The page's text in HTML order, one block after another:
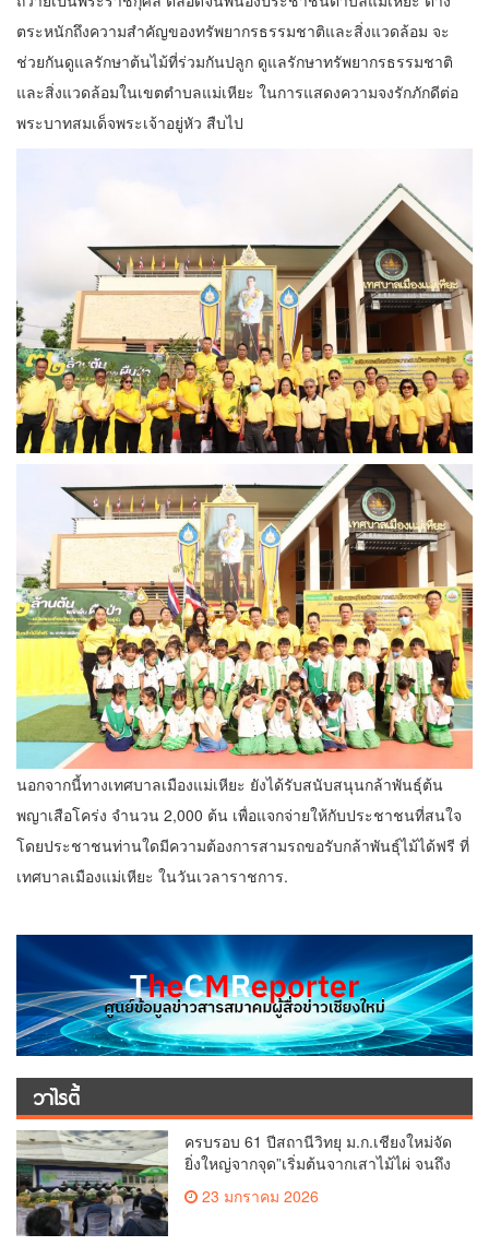
ตระหนักถึงความสำคัญของทรัพยากรธรรมชาติและสิ่งแวดล้อม จะ
ช่วยกันดูแลรักษาต้นไม้ที่ร่วมกันปลูก ดูแลรักษาทรัพยากรธรรมชาติ
และสิ่งแวดล้อมในเขตตำบลแม่เหียะ ในการแสดงความจงรักภักดีต่อ
พระบาทสมเด็จพระเจ้าอยู่หัว สืบไป
นอกจากนี้ทางเทศบาลเมืองแม่เหียะ ยังได้รับสนับสนุนกล้าพันธุ์ต้น
พญาเสือโคร่ง จำนวน 2,000 ต้น เพื่อแจกจ่ายให้กับประชาชนที่สนใจ
โดยประชาชนท่านใดมีความต้องการสามรถขอรับกล้าพันธุ์ไม้ได้ฟรี ที่
เทศบาลเมืองแม่เหียะ ในวันเวลาราชการ.
วาไรตี้
ครบรอบ 61 ปีสถานีวิทยุ ม.ก.เชียงใหม่จัด
ยิ่งใหญ่จากจุด”เริ่มต้นจากเสาไม้ไผ่ จนถึง
วันที่มี KURplus ในวันนี้”
23 มกราคม 2026